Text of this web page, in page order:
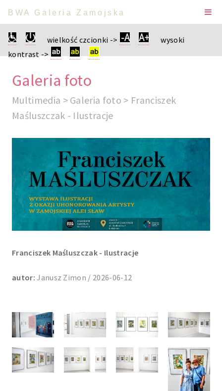
BWA Galeria Zamojska
wielkość czcionki ->
wysoki
kontrast ->
Galeria foto
Multimedia > Galeria foto > Franciszek
Maśluszczak - Ilustracje
Franciszek Maśluszczak - Ilustracje
autor: Janusz Zimon / 2026-06-12